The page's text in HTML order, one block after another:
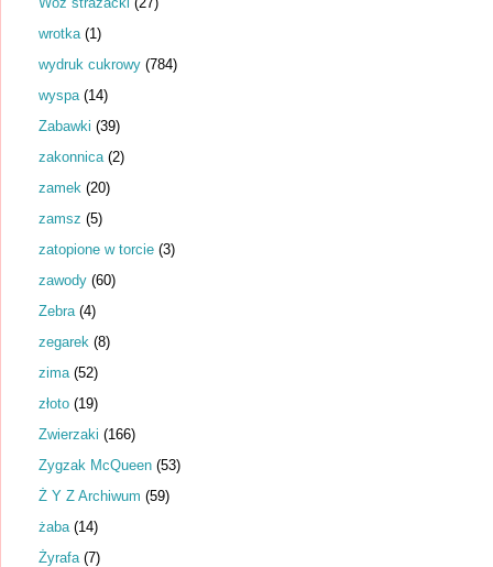
wrotka (1)
wydruk cukrowy (784)
wyspa (14)
Zabawki (39)
zakonnica (2)
zamek (20)
zamsz (5)
zatopione w torcie (3)
zawody (60)
Zebra (4)
zegarek (8)
zima (52)
złoto (19)
Zwierzaki (166)
Zygzak McQueen (53)
Ż Y Z Archiwum (59)
żaba (14)
Żyrafa (7)